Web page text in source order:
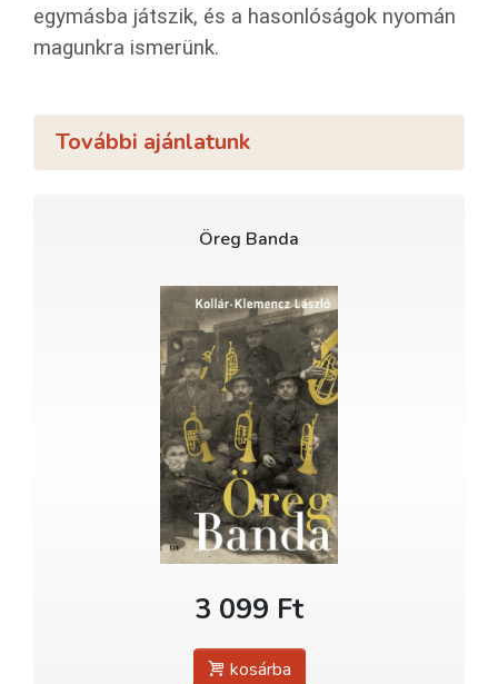
egymásba játszik, és a hasonlóságok nyomán
magunkra ismerünk.
További ajánlatunk
Öreg Banda
3 099 Ft
kosárba